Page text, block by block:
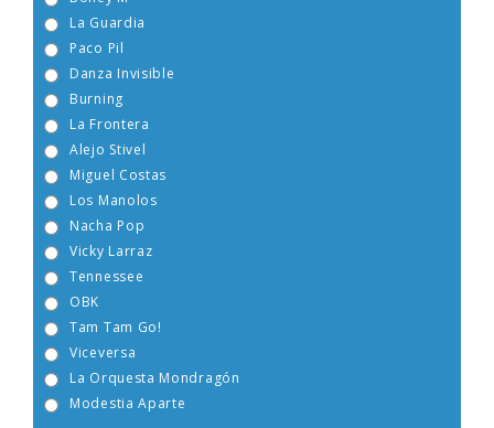
Boney M
Burning
Alejo Stivel
Miguel Costas
Nacha Pop
Vicky Larraz
La Orquesta Mondragón
Modestia Aparte